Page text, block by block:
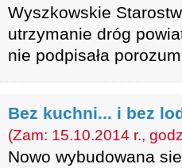
Wyszkowskie
utrzymanie dróg
nie podpisała
Bez kuchni... i bez
(Zam: 15.10.2014 r.,
Nowo wybudowana